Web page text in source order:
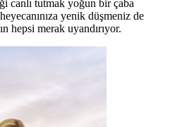
canlı tutmak yoğun bir çaba
yenik düşmeniz de
hepsi merak uyandırıyor.